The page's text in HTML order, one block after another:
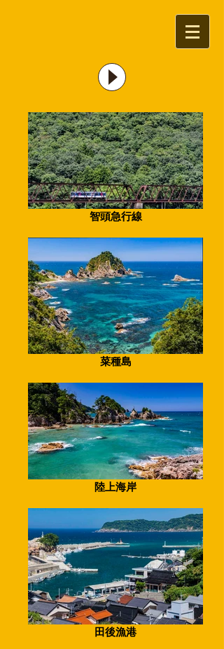
智頭急行線
菜種島
陸上海岸
田後漁港